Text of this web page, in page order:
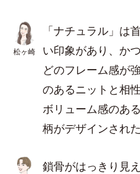
松ヶ崎
「ナチュラル」は
い印象があり、か
どのフレーム感が
のあるニットと相
ボリューム感のあ
柄がデザインされ
鎖骨がはっきり見